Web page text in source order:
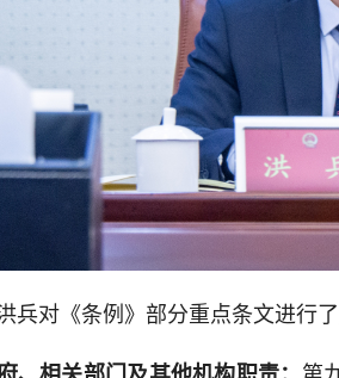
兵对《条例》部分重点条文进行了